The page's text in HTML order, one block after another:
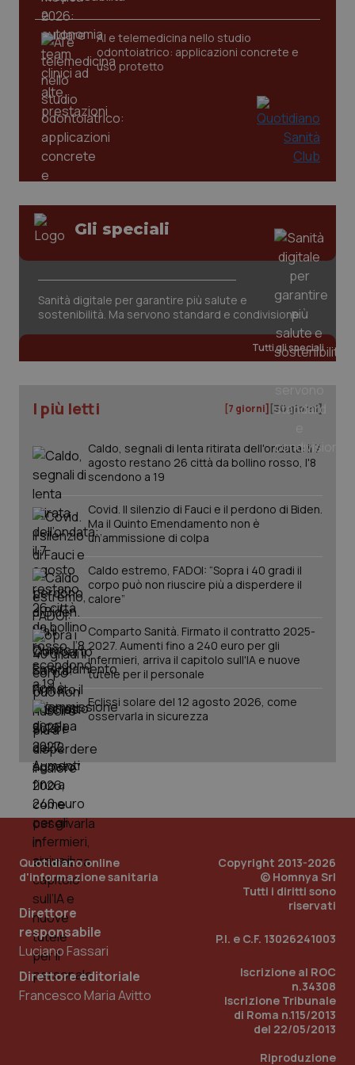
AI e telemedicina nello studio
odontoiatrico: applicazioni concrete e
uso protetto
Gli speciali
Sanità digitale per garantire più salute e
sostenibilità. Ma servono standard e condivisione
Tutti gli speciali
I più letti [7 giorni] [30 giorni]
Caldo, segnali di lenta ritirata dell'ondata: il 7
agosto restano 26 città da bollino rosso, l'8
scendono a 19
Covid. Il silenzio di Fauci e il perdono di Biden.
Ma il Quinto Emendamento non è
un’ammissione di colpa
Caldo estremo, FADOI: “Sopra i 40 gradi il
corpo può non riuscire più a disperdere il
calore”
Comparto Sanità. Firmato il contratto 2025-
2027. Aumenti fino a 240 euro per gli
infermieri, arriva il capitolo sull'IA e nuove
tutele per il personale
Eclissi solare del 12 agosto 2026, come
osservarla in sicurezza
Quotidiano online
d'informazione sanitaria
Direttore
responsabile
Luciano Fassari
Direttore editoriale
Francesco Maria Avitto
Copyright 2013-2026
© Homnya Srl
Tutti i diritti sono
riservati
P.I. e C.F. 13026241003
Iscrizione al ROC
n.34308
Iscrizione Tribunale
di Roma n.115/2013
del 22/05/2013
Riproduzione
www.quotidianosanita.it
tracking-enable
_ga
Google LLC
.quotidianosanita.it
PHPSESSID
PHP.net
www.quotidianosanita.it